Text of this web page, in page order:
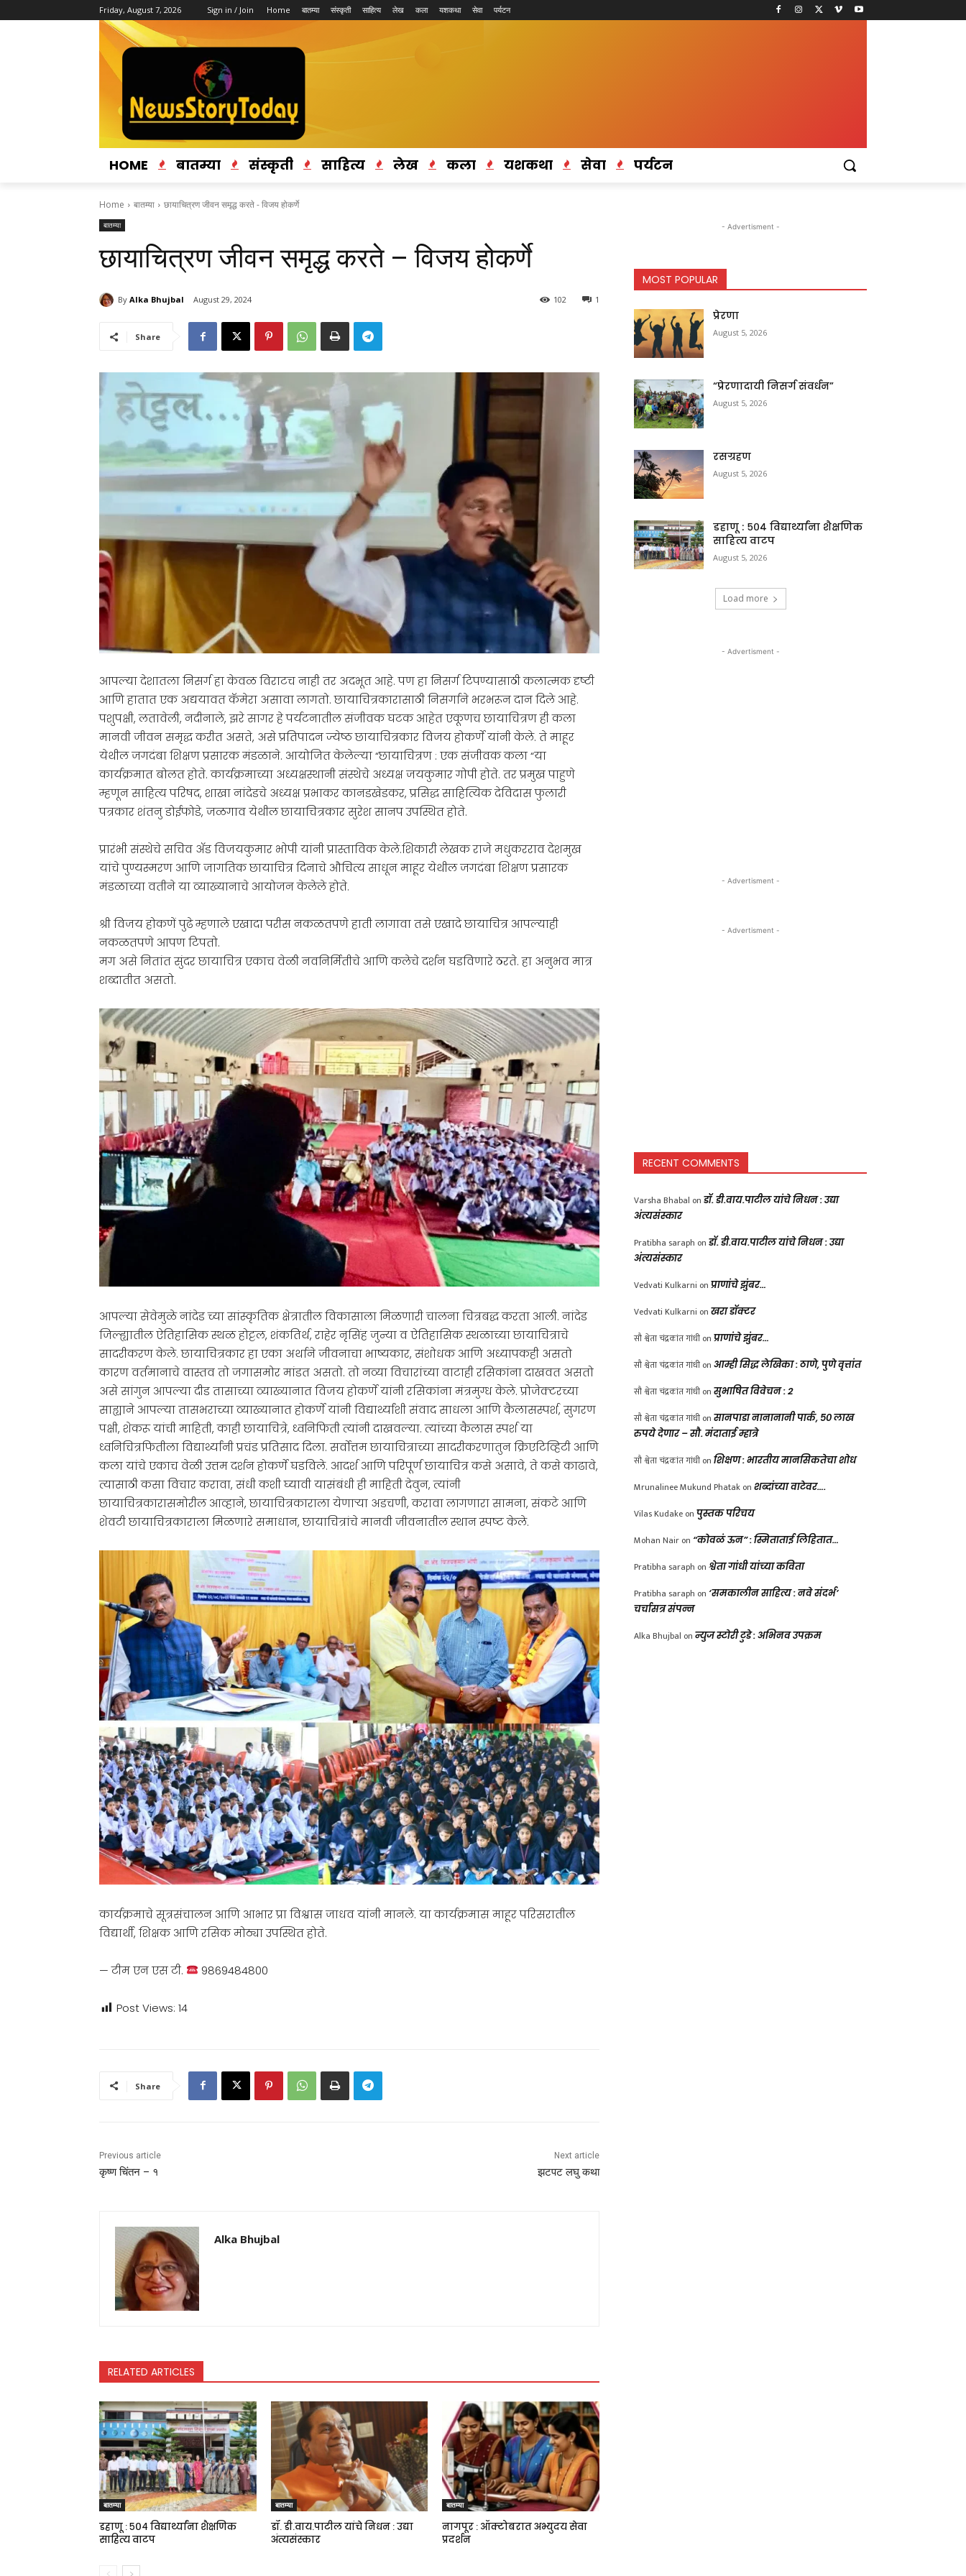
Friday, August 7, 2026 Sign in / Join Home बातम्या संस्कृती साहित्य लेख कला यशकथा सेवा पर्यटन
HOME बातम्या संस्कृती साहित्य लेख कला यशकथा सेवा पर्यटन
Home बातम्या छायाचित्रण जीवन समृद्ध करते - विजय होकर्णे
बातम्या
छायाचित्रण जीवन समृद्ध करते – विजय होकर्णे
By Alka Bhujbal August 29, 2024 1
102
Share
आपल्या देशातला निसर्ग हा केवळ विराटच नाही तर अदभूत आहे. पण हा निसर्ग टिपण्यासाठी कलात्मक दृष्टी
आणि हातात एक अद्ययावत कॅमेरा असावा लागतो. छायाचित्रकारासाठी निसर्गाने भरभरून दान दिले आहे.
पशुपक्षी, लतावेली, नदीनाले, झरे सागर हे पर्यटनातील संजीवक घटक आहेत एकूणच छायाचित्रण ही कला
मानवी जीवन समृद्ध करीत असते, असे प्रतिपादन ज्येष्ठ छायाचित्रकार विजय होकर्णे यांनी केले. ते माहूर
येथील जगदंबा शिक्षण प्रसारक मंडळाने. आयोजित केलेल्या “छायाचित्रण : एक संजीवक कला “या
कार्यक्रमात बोलत होते. कार्यक्रमाच्या अध्यक्षस्थानी संस्थेचे अध्यक्ष जयकुमार गोपी होते. तर प्रमुख पाहुणे
म्हणून साहित्य परिषद, शाखा नांदेडचे अध्यक्ष प्रभाकर कानडखेडकर, प्रसिद्ध साहित्यिक देविदास फुलारी
पत्रकार शंतनु डोईफोडे, जळगाव येथील छायाचित्रकार सुरेश सानप उपस्थित होते.
प्रारंभी संस्थेचे सचिव ॲड विजयकुमार भोपी यांनी प्रास्ताविक केले.शिकारी लेखक राजे मधुकरराव देशमुख
यांचे पुण्यस्मरण आणि जागतिक छायाचित्र दिनाचे औचित्य साधून माहूर येथील जगदंबा शिक्षण प्रसारक
मंडळाच्या वतीने या व्याख्यानाचे आयोजन केलेले होते.
श्री विजय होकणें पुढे म्हणाले एखादा परीस नकळतपणे हाती लागावा तसे एखादे छायाचित्र आपल्याही
नकळतपणे आपण टिपतो.
मग असे नितांत सुंदर छायाचित्र एकाच वेळी नवनिर्मितीचे आणि कलेचे दर्शन घडविणारे ठरते. हा अनुभव मात्र
शब्दातीत असतो.
आपल्या सेवेमुळे नांदेड च्या सांस्कृतिक क्षेत्रातील विकासाला मिळणारी चालना चित्रबद्ध करता आली. नांदेड
जिल्ह्यातील ऐतिहासिक स्थळ होट्टल, शंकतिर्थ, राहेर नृसिंह जुन्या व ऐतिहासिक स्थळाच्या छायाचित्राचे
सादरीकरण केले. छायाचित्रकार हा एका अर्थाने जीवनाचा भाष्यकार, संशोधक आणि अध्यापकही असतो
कारण वर्तमानाचे वास्तव तो जगासमोर मांडत असतो. तो नव्या विचारांच्या वाटाही रसिकांना दाखवत असतो
असे सांगुन आपल्या दीड तासाच्या व्याख्यानात विजय होकर्णे यांनी रसिकांना मंत्रमुग्ध केले. प्रोजेक्टरच्या
साह्याने आपल्या तासभराच्या व्याख्यानात होकर्णे यांनी विद्यार्थ्यांशी संवाद साधला आणि कैलासस्पर्श, सुगरण
पक्षी, शेकरू यांची माहिती, काही छायाचित्रे, ध्वनिफिती त्यांनी दाखवल्या. त्यांच्या कैलास स्पर्श या
ध्वनिचित्रफितीला विद्यार्थ्यांनी प्रचंड प्रतिसाद दिला. सर्वोत्तम छायाचित्राच्या सादरीकरणातुन क्रिएटिव्हिटी आणि
कला यांचे एकाच वेळी उत्तम दर्शन होकर्णे घडविले. आदर्श आणि परिपूर्ण छायाचित्र कसे असावे, ते कसे काढावे,
त्यासाठी कसा विचार करावा, संधी कशी घ्यावी यासंबंधी ही माहिती देवुन, त्यांनी
छायाचित्रकारासमोरील आव्हाने, छायाचित्रकाराला येणाऱ्या अडचणी, करावा लागणारा सामना, संकटे आणि
शेवटी छायाचित्रकाराला मिळणारे समाधान, छायाचित्रांचे मानवी जीवनातील स्थान स्पष्ट केले.
कार्यक्रमाचे सूत्रसंचालन आणि आभार प्रा विश्वास जाधव यांनी मानले. या कार्यक्रमास माहूर परिसरातील
विद्यार्थी, शिक्षक आणि रसिक मोठ्या उपस्थित होते.
— टीम एन एस टी. 9869484800
Post Views: 14
Share
Previous article
कृष्ण चिंतन – १
Next article
झटपट लघु कथा
Alka Bhujbal
RELATED ARTICLES
बातम्या
डहाणू : ५०४ विद्यार्थ्यांना शैक्षणिक
साहित्य वाटप
बातम्या
डॉ. डी.वाय.पाटील यांचे निधन : उद्या
अंत्यसंस्कार
बातम्या
नागपूर : ऑक्टोबरात अभ्युदय सेवा
प्रदर्शन
- Advertisment -
MOST POPULAR
प्रेरणा
August 5, 2026
“प्रेरणादायी निसर्ग संवर्धन”
August 5, 2026
रसग्रहण
August 5, 2026
डहाणू : ५०४ विद्यार्थ्यांना शैक्षणिक
साहित्य वाटप
August 5, 2026
Load more
- Advertisment -
- Advertisment -
- Advertisment -
RECENT COMMENTS
Varsha Bhabal on डॉ. डी.वाय.पाटील यांचे निधन : उद्या
अंत्यसंस्कार
Pratibha saraph on डॉ. डी.वाय.पाटील यांचे निधन : उद्या
अंत्यसंस्कार
Vedvati Kulkarni on प्राणांचे झुंबर…
Vedvati Kulkarni on खरा डॉक्टर
सौ श्वेता चंद्रकांत गांधी on प्राणांचे झुंबर…
सौ श्वेता चंद्रकांत गांधी on आम्ही सिद्ध लेखिका : ठाणे, पुणे वृत्तांत
सौ श्वेता चंद्रकांत गांधी on सुभाषित विवेचन : 2
सौ श्वेता चंद्रकांत गांधी on सानपाडा नानानानी पार्क, ५० लाख
रुपये देणार – सौ. मंदाताई म्हात्रे
सौ श्वेता चंद्रकांत गांधी on शिक्षण : भारतीय मानसिकतेचा शोध
Mrunalinee Mukund Phatak on शब्दांच्या वाटेवर….
Vilas Kudake on पुस्तक परिचय
Mohan Nair on “कोवळं ऊन” : स्मिताताई लिहितात…
Pratibha saraph on श्वेता गांधी यांच्या कविता
Pratibha saraph on ‘समकालीन साहित्य : नवे संदर्भ’
चर्चासत्र संपन्न
Alka Bhujbal on न्युज स्टोरी टुडे : अभिनव उपक्रम